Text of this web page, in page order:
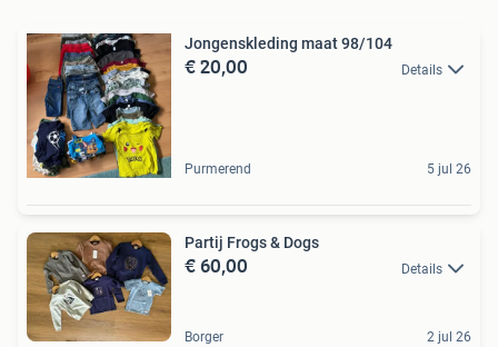
Jongenskleding maat 98/104
€ 20,00 Details
Purmerend 5 jul 26
Partij Frogs & Dogs
€ 60,00 Details
Borger 2 jul 26